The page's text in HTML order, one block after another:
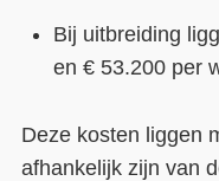
Bij uitbreiding
en € 53.200 per
Deze kosten liggen
afhankelijk zijn van